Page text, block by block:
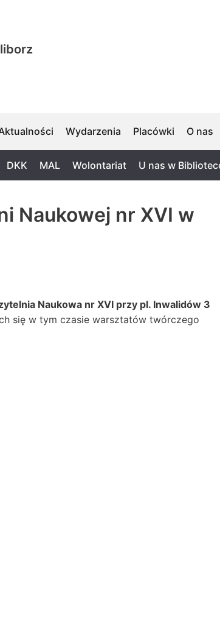
Wydarzenia Placówki O nas
DKK MAL Wolontariat U nas w
Naukowej nr XVI w
Naukowa nr XVI przy pl. Inwalidów 3
się w tym czasie warsztatów twórczego